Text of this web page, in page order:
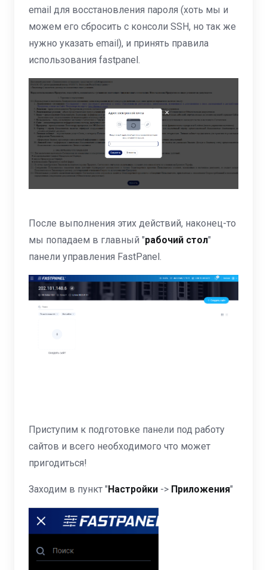
email для восстановления пароля (хоть мы и
можем его сбросить с консоли SSH, но так же
нужно указать email), и принять правила
использования fastpanel.
После выполнения этих действий, наконец-то
мы попадаем в главный "рабочий стол"
панели управления FastPanel.
Приступим к подготовке панели под работу
сайтов и всего необходимого что может
пригодиться!
Заходим в пункт " Настройки -> Приложения"